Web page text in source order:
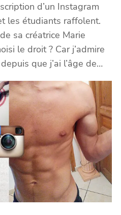
d’un Instagram
les étudiants raffolent.
sa créatrice Marie
le droit ? Car j’admire
que j’ai l’âge de…